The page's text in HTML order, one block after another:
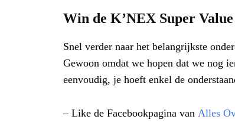
Win de K’NEX Super
Snel verder naar het belangrijkste
Gewoon omdat we hopen dat we nog
eenvoudig, je hoeft enkel de
– Like de Facebookpagina van Alles